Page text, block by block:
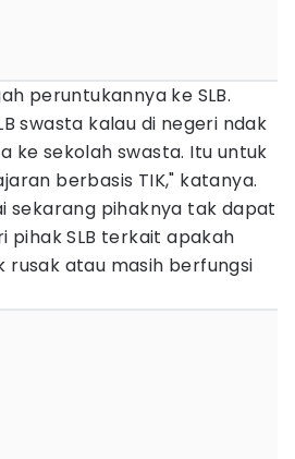
peruntukannya ke SLB.
swasta kalau di negeri ndak
ke sekolah swasta. Itu untuk
berbasis TIK," katanya.
sekarang pihaknya tak dapat
pihak SLB terkait apakah
atau masih berfungsi